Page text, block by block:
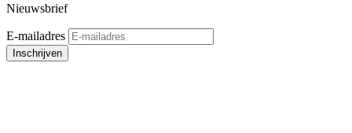
Nieuwsbrief
E-mailadres
Inschrijven